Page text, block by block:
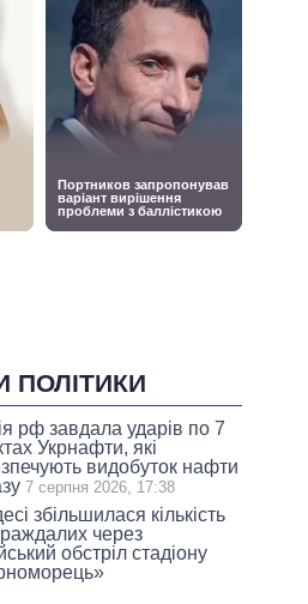
ПОЛІТИКИ
рф завдала ударів по 7
Укрнафти, які
видобуток нафти
7 серпня 2026, 17:38
збільшилася кількість
через
обстріл стадіону